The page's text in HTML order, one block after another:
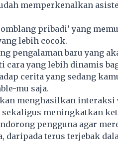
memperkenalkan
pribadi’ yang
lebih cocok.
pengalaman baru yang
cara yang lebih dinamis
cerita yang sedang
mu saja.
menghasilkan interaksi
meningkatkan
pengguna agar
daripada terus terjebak